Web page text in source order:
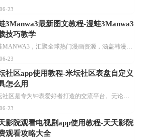
06-23
3Manwa3最新图文教程-漫蛙3Manwa3
技巧教学
漫蛙MANWA3，汇聚全球热门漫画资源，涵盖韩漫、欧美漫画、国漫等多种类型，题材丰富多样，全方位满足用户阅读喜好。它不仅是阅读平台，更是创作平台，为广大用户打造零门槛创作环境。...
06-23
社区app使用教程-米坛社区表盘自定义
怎么用
米坛社区是专为钟表爱好者打造的交流平台。无论你是初涉钟表领域的普通爱好者，还是拥有多年收藏经验的资深玩家，都能在此找到属于自己的天地。 无需注册，就能轻松参与其中。通过专业的讨论论坛与丰富的交互功能，你可与世界各地的钟表爱好者畅快交流。若你钟情于钟表，米坛社区无疑是值得一试的理想之选。在这里，你能获取最新的手表资讯，交流见解，提升鉴赏品味，让每一块手表都成为收藏故事中重要的一部分。感兴趣的朋友，不要错过下载机会。...
06-23
影院观看电视剧app使用教程-天天影院
观看攻略大全